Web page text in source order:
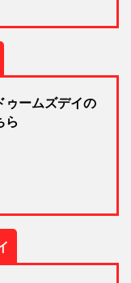
ゥームズデイの
ら